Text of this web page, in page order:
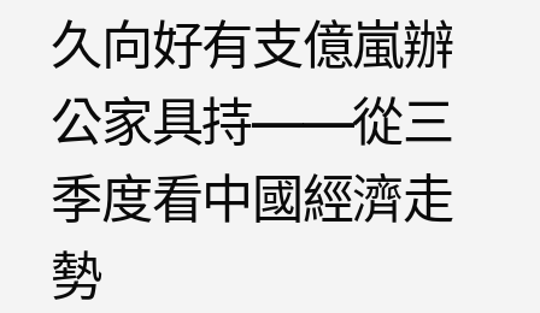
久向好有支億嵐辦
公家具持——從三
季度看中國經濟走
勢